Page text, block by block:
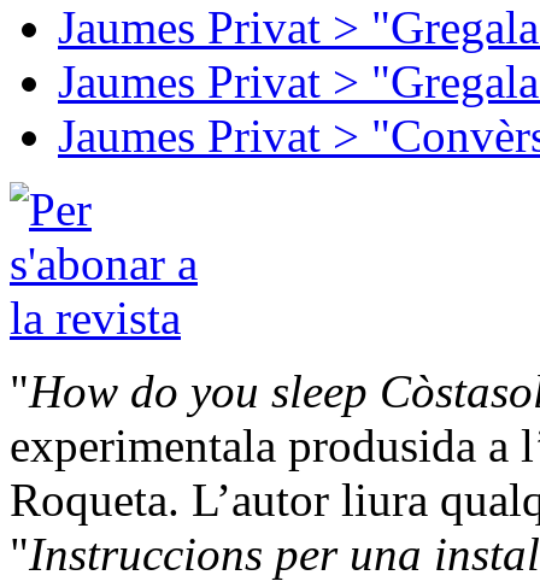
Jaumes Privat >
Jaumes Privat >
Jaumes Privat >
"How do you sleep
experimentala produsida a
Roqueta. L’autor liura
"Instruccions per una